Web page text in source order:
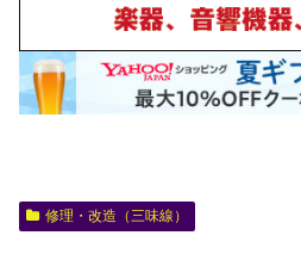
修理・改造（三味線）